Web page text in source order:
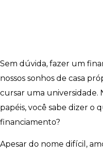
Sem dúvida, fazer um
nossos sonhos de casa
cursar uma universidade.
papéis, você sabe dizer o
financiamento?
Apesar do nome difícil,